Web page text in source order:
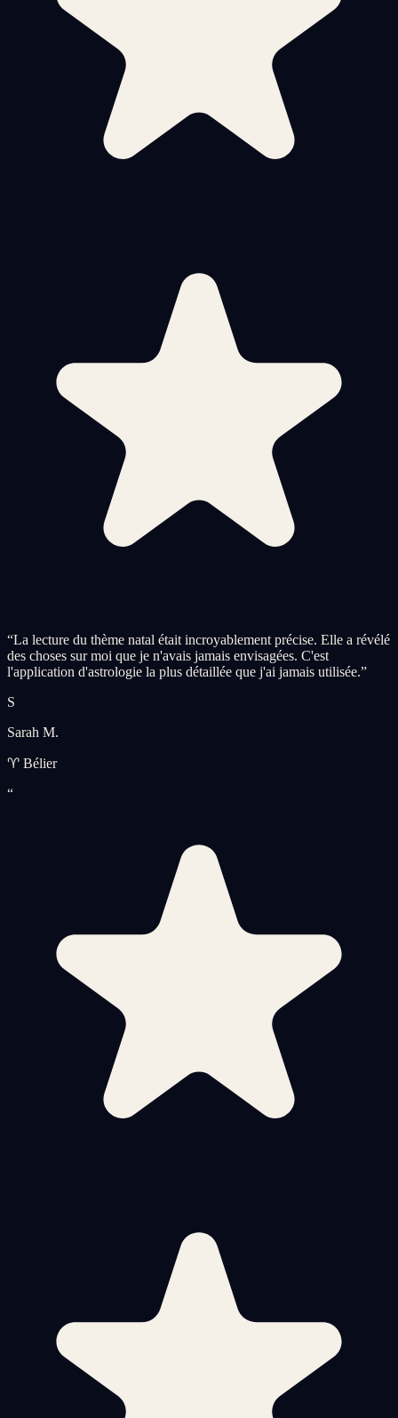
“La lecture du thème natal était incroyablement précise. Elle a révélé
des choses sur moi que je n'avais jamais envisagées. C'est
l'application d'astrologie la plus détaillée que j'ai jamais utilisée.”
S
Sarah M.
♈ Bélier
“